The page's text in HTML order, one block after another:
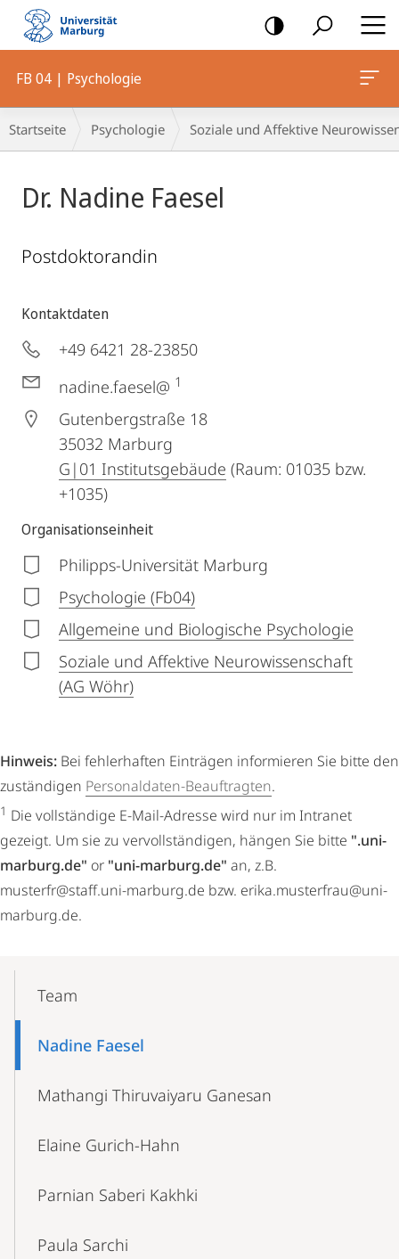
Mobile-
Navigation
FB 04 | Psychologie
Breadcrumb-
Navigation
Startseite Psychologie Soziale und Affektive
Dr. Nadine Faesel
Postdoktorandin
Kontaktdaten
+49 6421 28-23850
nadine.faesel@ 1
Gutenbergstraße 18
35032 Marburg
G|01 Institutsgebäude (Raum: 01035 bzw.
+1035)
Organisationseinheit
Philipps-Universität Marburg
Psychologie (Fb04)
Allgemeine und Biologische Psychologie
Soziale und Affektive Neurowissenschaft
(AG Wöhr)
Hinweis: Bei fehlerhaften Einträgen informieren Sie bitte den
zuständigen Personaldaten-Beauftragten.
1 Die vollständige E-Mail-Adresse wird nur im Intranet
gezeigt. Um sie zu vervollständigen, hängen Sie bitte ".uni-
marburg.de" or "uni-marburg.de" an, z.B.
musterfr@staff.uni-marburg.de bzw. erika.musterfrau@uni-
marburg.de.
Navigation
Team
Nadine Faesel
Mathangi Thiruvaiyaru Ganesan
Elaine Gurich-Hahn
Parnian Saberi Kakhki
Paula Sarchi